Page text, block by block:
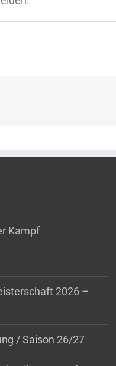
Kampf
2026 –
/ Saison 26/27